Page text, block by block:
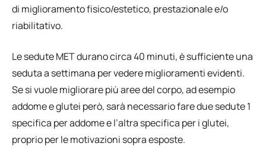
di miglioramento fisico/estetico, prestazionale e/o
riabilitativo.
Le sedute MET durano circa 40 minuti, è sufficiente una
seduta a settimana per vedere miglioramenti evidenti.
Se si vuole migliorare più aree del corpo, ad esempio
addome e glutei però, sarà necessario fare due sedute 1
specifica per addome e l’altra specifica per i glutei,
proprio per le motivazioni sopra esposte.